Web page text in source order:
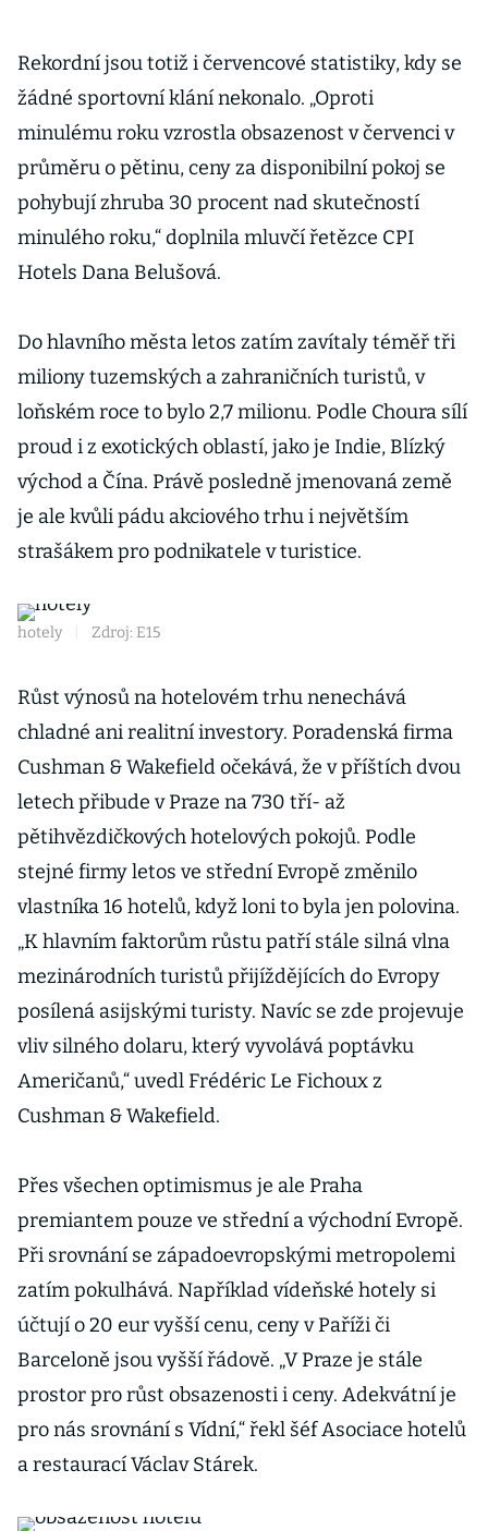
Rekordní jsou totiž i červencové statistiky, kdy se
žádné sportovní klání nekonalo. „Oproti
minulému roku vzrostla obsazenost v červenci v
průměru o pětinu, ceny za disponibilní pokoj se
pohybují zhruba 30 procent nad skutečností
minulého roku,“ doplnila mluvčí řetězce CPI
Hotels Dana Belušová.
Do hlavního města letos zatím zavítaly téměř tři
miliony tuzemských a zahraničních turistů, v
loňském roce to bylo 2,7 milionu. Podle Choura sílí
proud i z exotických oblastí, jako je Indie, Blízký
východ a Čína. Právě posledně jmenovaná země
je ale kvůli pádu akciového trhu i největším
strašákem pro podnikatele v turistice.
hotely Zdroj: E15
Růst výnosů na hotelovém trhu nenechává
chladné ani realitní investory. Poradenská firma
Cushman & Wakefield očekává, že v příštích dvou
letech přibude v Praze na 730 tří- až
pětihvězdičkových hotelových pokojů. Podle
stejné firmy letos ve střední Evropě změnilo
vlastníka 16 hotelů, když loni to byla jen polovina.
„K hlavním faktorům růstu patří stále silná vlna
mezinárodních turistů přijíždějících do Evropy
posílená asijskými turisty. Navíc se zde projevuje
vliv silného dolaru, který vyvolává poptávku
Američanů,“ uvedl Frédéric Le Fichoux z
Cushman & Wakefield.
Přes všechen optimismus je ale Praha
premiantem pouze ve střední a východní Evropě.
Při srovnání se západoevropskými metropolemi
zatím pokulhává. Například vídeňské hotely si
účtují o 20 eur vyšší cenu, ceny v Paříži či
Barceloně jsou vyšší řádově. „V Praze je stále
prostor pro růst obsazenosti i ceny. Adekvátní je
pro nás srovnání s Vídní,“ řekl šéf Asociace hotelů
a restaurací Václav Stárek.